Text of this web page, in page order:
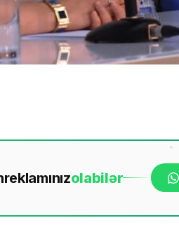
reklamınızolabilər